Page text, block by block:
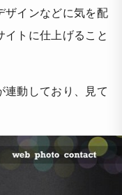
ザインなどに気を配
トに仕上げること
動しており、見て